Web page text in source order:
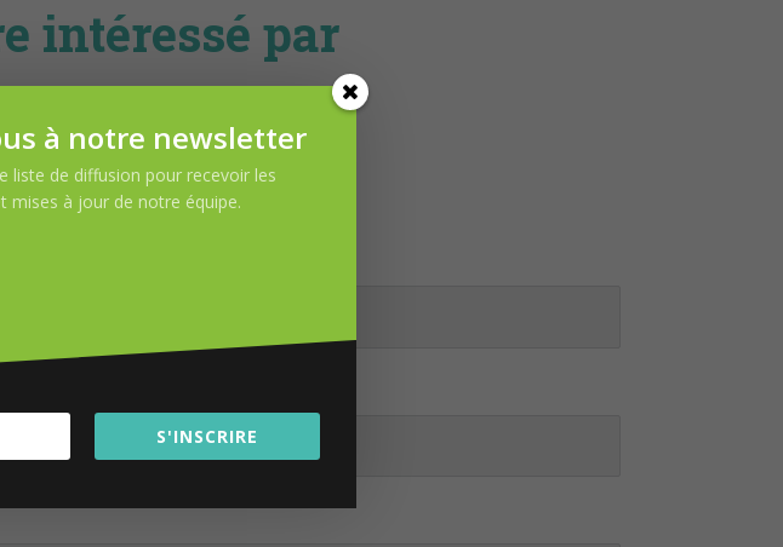
intéressé par
à notre newsletter
liste de diffusion pour recevoir les
mises à jour de notre équipe.
S'INSCRIRE